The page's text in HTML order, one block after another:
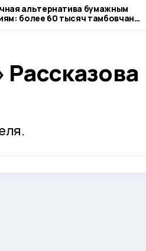
альтернатива бумажным
более 60 тысяч тамбовчан
газ онлайн